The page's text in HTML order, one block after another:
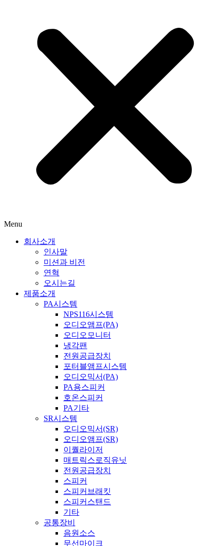
Menu
회사소개
인사말
미션과 비전
연혁
오시는길
제품소개
PA시스템
NPS116시스템
오디오앰프(PA)
오디오모니터
냉각팬
전원공급장치
포터블앰프시스템
오디오믹서(PA)
PA용스피커
호온스피커
PA기타
SR시스템
오디오믹서(SR)
오디오앰프(SR)
이퀄라이저
매트릭스로직유닛
전원공급장치
스피커
스피커브래킷
스피커스탠드
기타
공통장비
음원소스
무선마이크